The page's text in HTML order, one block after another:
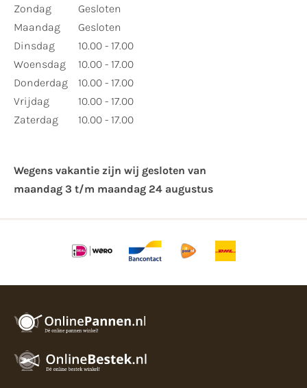
Zondag
Maandag
Dinsdag
Woensdag
Donderdag
Vrijdag
Zaterdag
Gesloten
Gesloten
10.00 - 17.00
10.00 - 17.00
10.00 - 17.00
10.00 - 17.00
10.00 - 17.00
Wegens vakantie zijn wij gesloten van ​
maandag 3 t/m maandag 24 augustus